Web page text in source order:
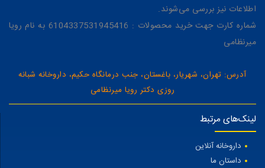
اطلاعات نیز بررسی می‌شوند.
شماره کارت جهت خرید محصولات : 6104337531945416 به نام رویا
میرنظامی
آدرس: تهران، شهریار، باغستان، جنب درمانگاه حکیم، داروخانه شبانه
روزی دکتر رویا میرنظامی
لینک‌های مرتبط
داروخانه آنلاین
داستان ما